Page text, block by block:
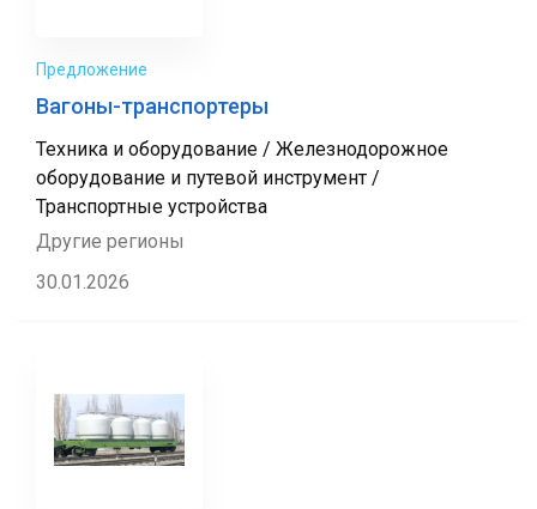
Предложение
Вагоны-транспортеры
Техника и оборудование / Железнодорожное
оборудование и путевой инструмент /
Транспортные устройства
Другие регионы
30.01.2026